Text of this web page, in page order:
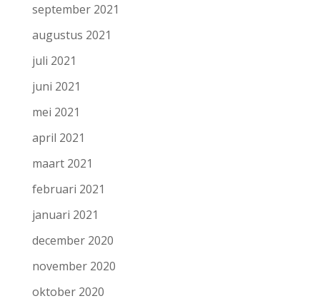
september 2021
augustus 2021
juli 2021
juni 2021
mei 2021
april 2021
maart 2021
februari 2021
januari 2021
december 2020
november 2020
oktober 2020